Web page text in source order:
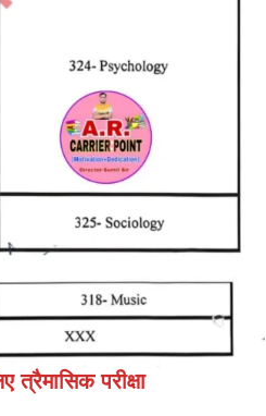
त्रैमासिक परीक्षा